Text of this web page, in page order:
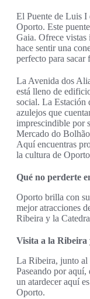
El Puente de Luis I
Oporto. Este
Gaia. Ofrece
hace sentir una
perfecto para
La Avenida dos
está lleno de
social. La Estación
azulejos que
imprescindible por
Mercado do
Aquí encuentras
la cultura de
Qué no perderte
Oporto brilla con
mejor atracciones
Ribeira y la
Visita a la Ribeira
La Ribeira, junto al
Paseando por aquí,
un atardecer aquí
Oporto.